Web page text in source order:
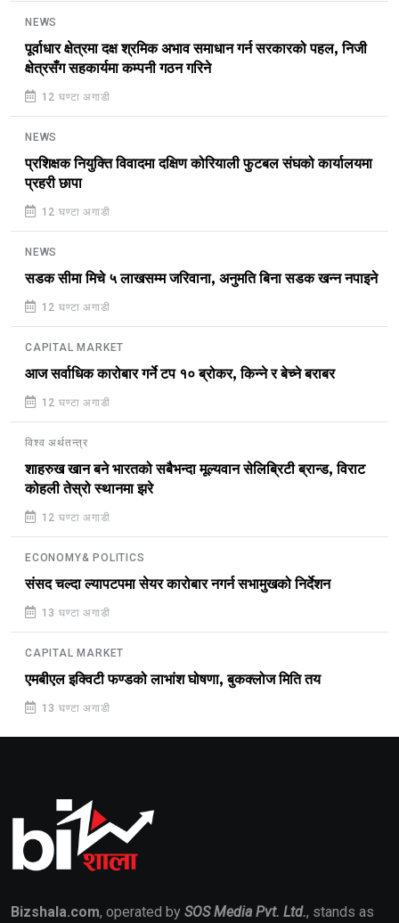
NEWS
पूर्वाधार क्षेत्रमा दक्ष श्रमिक अभाव समाधान गर्न सरकारको पहल, निजी
क्षेत्रसँग सहकार्यमा कम्पनी गठन गरिने
12 घण्टा अगाडी
NEWS
प्रशिक्षक नियुक्ति विवादमा दक्षिण कोरियाली फुटबल संघको कार्यालयमा
प्रहरी छापा
12 घण्टा अगाडी
NEWS
सडक सीमा मिचे ५ लाखसम्म जरिवाना, अनुमति बिना सडक खन्न नपाइने
12 घण्टा अगाडी
CAPITAL MARKET
आज सर्वाधिक कारोबार गर्ने टप १० ब्रोकर, किन्ने र बेच्ने बराबर
12 घण्टा अगाडी
विश्व अर्थतन्त्र
शाहरुख खान बने भारतको सबैभन्दा मूल्यवान सेलिब्रिटी ब्रान्ड, विराट
कोहली तेस्रो स्थानमा झरे
12 घण्टा अगाडी
ECONOMY& POLITICS
संसद चल्दा ल्यापटपमा सेयर कारोबार नगर्न सभामुखको निर्देशन
13 घण्टा अगाडी
CAPITAL MARKET
एमबीएल इक्विटी फण्डको लाभांश घोषणा, बुकक्लोज मिति तय
13 घण्टा अगाडी
Bizshala.com, operated by SOS Media Pvt. Ltd., stands as